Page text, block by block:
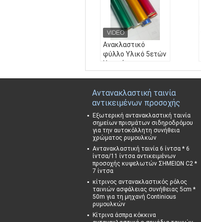
Ανακλαστικό
φύλλο Υλικό 5ετών
Χρωμάτων
Μηχανικού
Χάντρες Πλότερ
Κοπής Ανακλαστικό
σήμανση
Όνομα προϊόντος:
Ανακλαστικό φύλλ
ο Υλικό 5ετών Χρω
μάτων Μηχανικού Β
ινυλίου Γυάλινες Χά
ς Ανακλαστικό
Εφαρμογή:Αντανα
κλαστικό αυτοκόλλ
ητο για τα σήματα κ
Αντανακλαστική ταινία
αντικειμένων προσοχής
Εξωτερική αντανακλαστική ταινία
σημείων πρισμάτων σιδηροδρόμου
για την αυτοκόλλητη συνήθεια
χρώματος ρυμουλκών
Αντανακλαστική ταινία 6 ίντσα * 6
ίντσα/11 ίντσα αντικειμένων
προσοχής κυψελωτών ΣΗΜΕΙΩΝ C2 *
7 ίντσα
κίτρινος αντανακλαστικός ρόλος
ταινιών ασφάλειας συνήθειας 5cm *
50m για τη μηχανή Continious
ρυμουλκών
Κίτρινα άσπρα κόκκινα